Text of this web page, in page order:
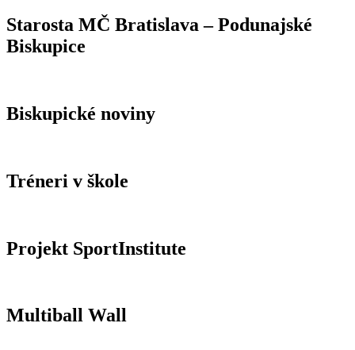
Starosta MČ Bratislava – Podunajské
Biskupice
Biskupické noviny
Tréneri v škole
Projekt SportInstitute
Multiball Wall